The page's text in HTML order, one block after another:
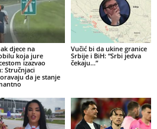
djece na
koja jure
izazvao
Stručnjaci
da je stanje
Vučić bi da ukine granice
Srbije i BiH: “Srbi jedva
čekaju…”